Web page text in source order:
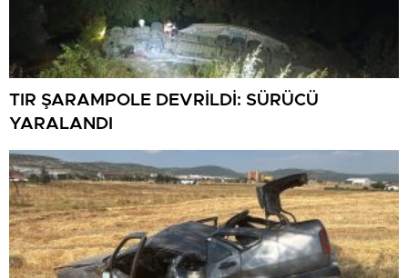
TIR ŞARAMPOLE DEVRİLDİ: SÜRÜCÜ
YARALANDI